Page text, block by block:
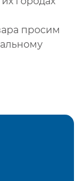
просим